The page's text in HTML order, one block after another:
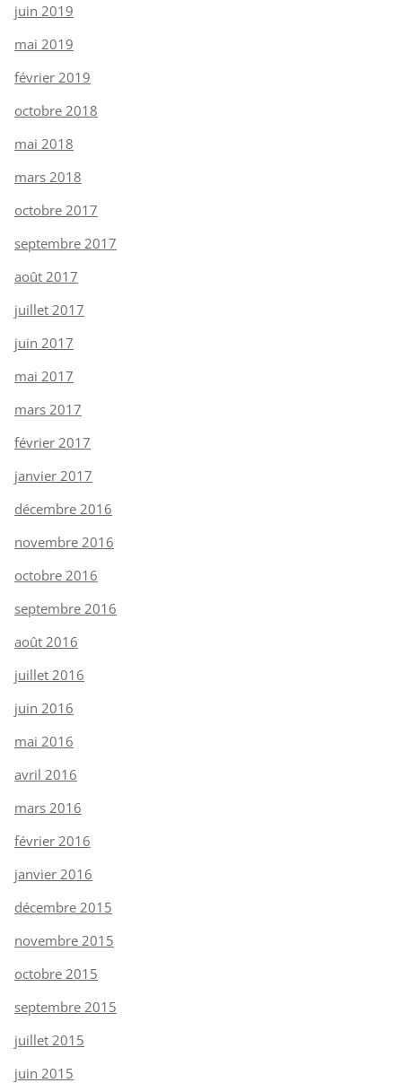
juin 2019
mai 2019
février 2019
octobre 2018
mai 2018
mars 2018
octobre 2017
septembre 2017
août 2017
juillet 2017
juin 2017
mai 2017
mars 2017
février 2017
janvier 2017
décembre 2016
novembre 2016
octobre 2016
septembre 2016
août 2016
juillet 2016
juin 2016
mai 2016
avril 2016
mars 2016
février 2016
janvier 2016
décembre 2015
novembre 2015
octobre 2015
septembre 2015
juillet 2015
juin 2015